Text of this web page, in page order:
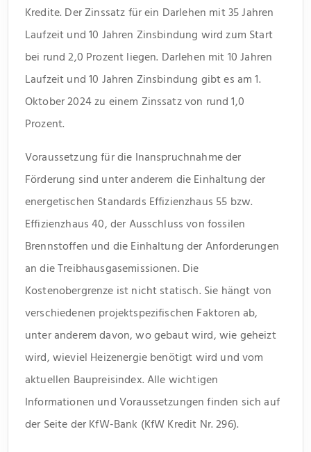
Kredite. Der Zinssatz für ein Darlehen mit 35 Jahren
Laufzeit und 10 Jahren Zinsbindung wird zum Start
bei rund 2,0 Prozent liegen. Darlehen mit 10 Jahren
Laufzeit und 10 Jahren Zinsbindung gibt es am 1.
Oktober 2024 zu einem Zinssatz von rund 1,0
Prozent.
Voraussetzung für die Inanspruchnahme der
Förderung sind unter anderem die Einhaltung der
energetischen Standards Effizienzhaus 55 bzw.
Effizienzhaus 40, der Ausschluss von fossilen
Brennstoffen und die Einhaltung der Anforderungen
an die Treibhausgasemissionen. Die
Kostenobergrenze ist nicht statisch. Sie hängt von
verschiedenen projektspezifischen Faktoren ab,
unter anderem davon, wo gebaut wird, wie geheizt
wird, wieviel Heizenergie benötigt wird und vom
aktuellen Baupreisindex. Alle wichtigen
Informationen und Voraussetzungen finden sich auf
der Seite der KfW-Bank (KfW Kredit Nr. 296).